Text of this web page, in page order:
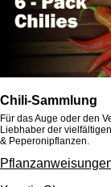
Chili-Sammlung
Für das Auge oder den
Liebhaber der
& Peperonipflanzen.